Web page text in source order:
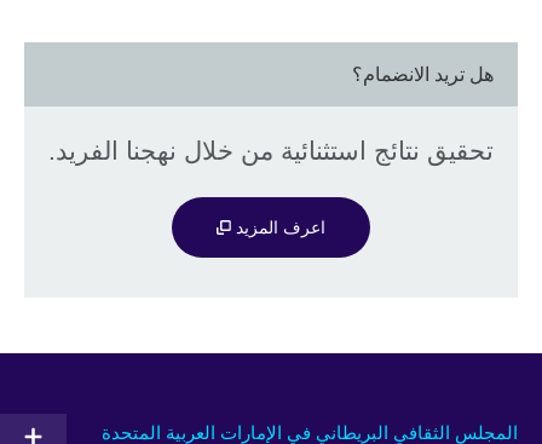
هل تريد الانضمام؟
تحقيق نتائج استثنائية من خلال نهجنا الفريد.
اعرف المزيد
المجلس الثقافي البريطاني في الإمارات العربية المتحدة